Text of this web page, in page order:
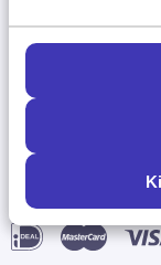
Gratis bezorgd
Spaar voor
Betaalmethoden